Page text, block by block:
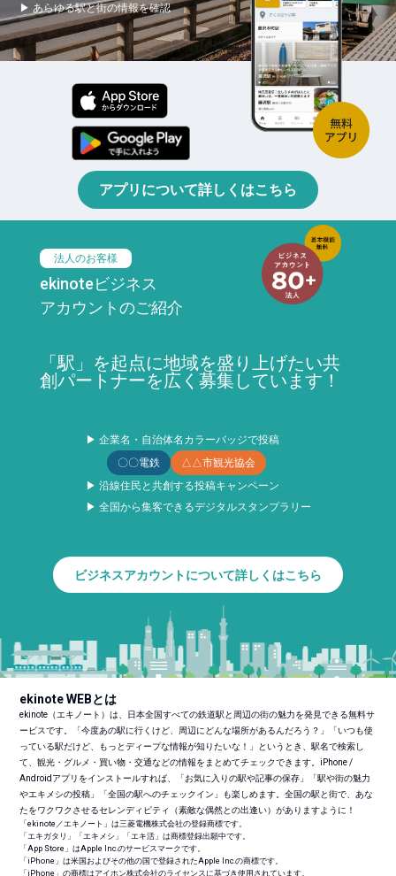
▶ あらゆる駅と街の情報を確認
アプリについて詳しくはこちら
法人のお客様
ekinoteビジネス
アカウントのご紹介
「駅」を起点に地域を盛り上げたい共
創パートナーを広く募集しています！
▶ 企業名・自治体名カラーバッジで投稿
〇〇電鉄
△△市観光協会
▶ 沿線住民と共創する投稿キャンペーン
▶ 全国から集客できるデジタルスタンプラリー
ビジネスアカウントについて詳しくはこちら
ekinote WEBとは
ekinote（エキノート）は、日本全国すべての鉄道駅と周辺の街の魅力を発見できる無料サ
ービスです。「今度あの駅に行くけど、周辺にどんな場所があるんだろう？」「いつも使
っている駅だけど、もっとディープな情報が知りたいな！」というとき、駅名で検索し
て、観光・グルメ・買い物・交通などの情報をまとめてチェックできます。iPhone /
Androidアプリをインストールすれば、「お気に入りの駅や記事の保存」「駅や街の魅力
やエキメシの投稿」「全国の駅へのチェックイン」も楽しめます。全国の駅と街で、あな
たをワクワクさせるセレンディピティ（素敵な偶然との出逢い）がありますように！
「ekinote／エキノート」は三菱電機株式会社の登録商標です。
「エキガタリ」「エキメシ」「エキ活」は商標登録出願中です。
「App Store」はApple Inc.のサービスマークです。
「iPhone」は米国およびその他の国で登録されたApple Inc.の商標です。
「iPhone」の商標はアイホン株式会社のライセンスに基づき使用されています。